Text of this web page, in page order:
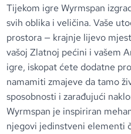
Tijekom igre Wyrmspan
svih oblika i veličina. Vaše
prostora — krajnje lijevo
vašoj Zlatnoj pećini i vašem
igre, iskopat ćete dodatne
namamiti zmajeve da tamo
sposobnosti i zarađujući
Wyrmspan je inspiriran
njegovi jedinstveni elementi